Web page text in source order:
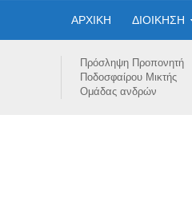
ΑΡΧΙΚΗ ΔΙΟΙΚΗΣΗ
Πρόσληψη Προπονητή
Ποδοσφαίρου Μικτής
Ομάδας ανδρών